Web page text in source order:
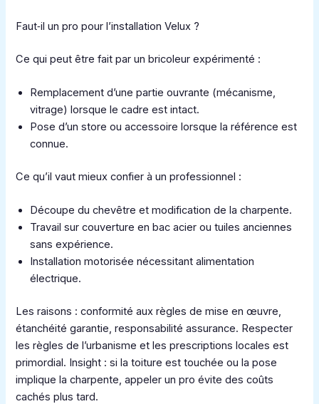
Faut‑il un pro pour l’installation Velux ?
Ce qui peut être fait par un bricoleur expérimenté :
Remplacement d’une partie ouvrante (mécanisme,
vitrage) lorsque le cadre est intact.
Pose d’un store ou accessoire lorsque la référence est
connue.
Ce qu’il vaut mieux confier à un professionnel :
Découpe du chevêtre et modification de la charpente.
Travail sur couverture en bac acier ou tuiles anciennes
sans expérience.
Installation motorisée nécessitant alimentation
électrique.
Les raisons : conformité aux règles de mise en œuvre,
étanchéité garantie, responsabilité assurance. Respecter
les règles de l’urbanisme et les prescriptions locales est
primordial. Insight : si la toiture est touchée ou la pose
implique la charpente, appeler un pro évite des coûts
cachés plus tard.